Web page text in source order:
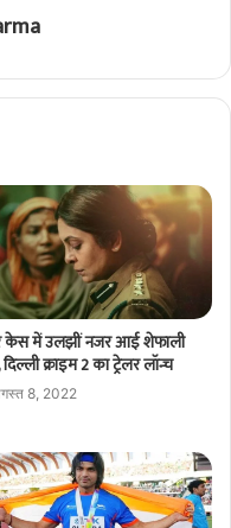
केस में उलझीं नजर आई शेफाली
क्राइम 2 का ट्रेलर लॉन्च
8, 2022